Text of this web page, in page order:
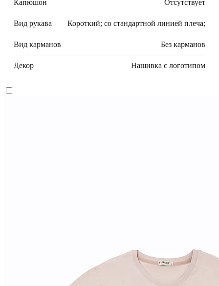
Капюшон Отсутствует
Вид рукава Короткий; со стандартной линией плеча;
Вид карманов Без карманов
Декор Нашивка с логотипом